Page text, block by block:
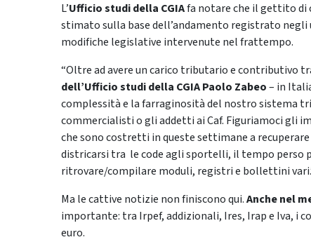
L’Ufficio studi della CGIAfa notare che il gettito di
stimato sulla base dell’andamento registrato
modifiche legislative intervenute nel frattempo.
“Oltre ad avere un carico tributario e contributivo
dell’Ufficio studi della CGIA Paolo Zabeo– in
complessità e la farraginosità del nostro sistema
commercialisti o gli addetti ai Caf. Figuriamoci gli
che sono costretti in queste settimane a
districarsi tra le code agli sportelli, il tempo perso
ritrovare/compilare moduli, registri e bollettini
Ma le cattive notizie non finiscono qui.Anche nel
importante: tra Irpef, addizionali, Ires, Irap e Iva, i
euro.